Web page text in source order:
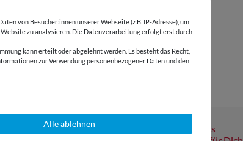
98% positive
Über 110 Gratis
von Besucher:innen unserer Webseite (z.B. IP-Adresse), um
zu analysieren. Die Datenverarbeitung erfolgt erst durch
kann erteilt oder abgelehnt werden. Es besteht das Recht,
zur Verwendung personenbezogener Daten und den
Alle ablehnen